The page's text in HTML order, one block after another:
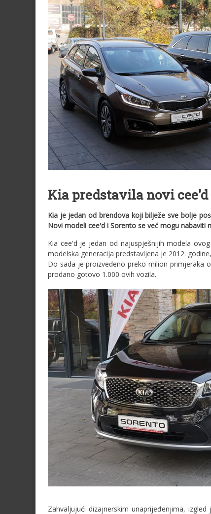
Kia predstavila novi
Kia je jedan od brendova koji bilježe sve bolje
Novi modeli cee'd i Sorento se već mogu nabaviti
Kia cee'd je jedan od najuspješnijih modela
modelska generacija predstavljena je 2012.
Do sada je proizvedeno preko milion primjeraka
prodano gotovo 1.000 ovih vozila.
Zahvaljujući dizajnerskim unaprijeđenjima,